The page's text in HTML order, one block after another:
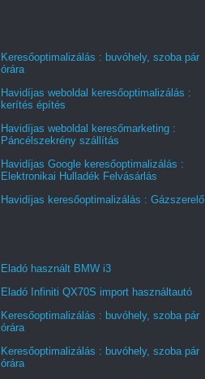
Keresőoptimalizálás : buvóhely, szoba pár
órára
Havidíjas weboldal keresőoptimalizálás :
kerítés építés
Havidíjas weboldal keresőmarketing :
Páncélszekrény szállítás
Havidíjas Google keresőoptimalizálás :
Elektronikai Hulladék Felvásárlás
Havidíjas keresőoptimalizálás : Gázszerelő
Eladó használt BMW i3
Eladó Infiniti QX70S import használtautó
Keresőoptimalizálás : buvóhely, szoba pár
órára
Keresőoptimalizálás : buvóhely, szoba pár
órára